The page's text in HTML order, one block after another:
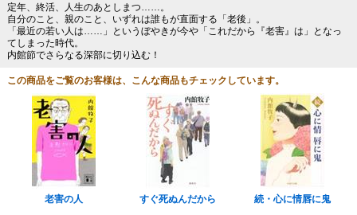
定年、終活、人生のあとしまつ……。
自分のこと、親のこと、いずれは誰もが直面する「老後」。
「最近の若い人は……」というぼやきが今や「これだから『老害』は」となっ
てしまった時代。
内館節でさらなる深部に切り込む！
この商品をご覧のお客様は、こんな商品もチェックしています。
老害の人 すぐ死ぬんだから 続・心に情唇に鬼